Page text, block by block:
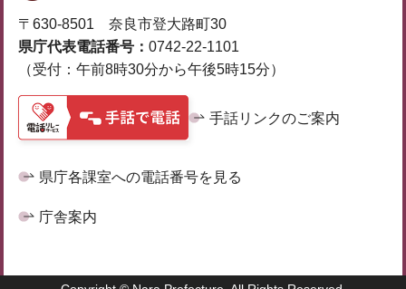
〒630-8501 奈良市登大路町30
県庁代表電話番号： 0742-22-1101
（受付：午前8時30分から午後5時15分）
手話リンクのご案内
県庁各課室への電話番号を見る
庁舎案内